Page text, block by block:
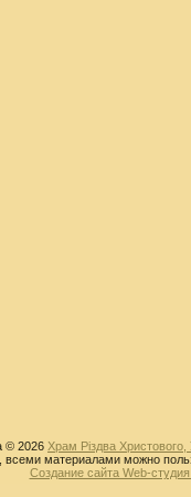
© 2026 Храм Різдва
материалами можно
Создание сайта Web-